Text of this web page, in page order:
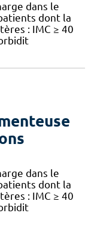
dans le
dont la
: IMC ≥ 40
dans le
dont la
: IMC ≥ 40